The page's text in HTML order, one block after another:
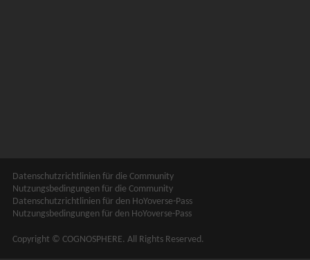
Datenschutzrichtlinien für die Community
Nutzungsbedingungen für die Community
Datenschutzrichtlinien für den HoYoverse-Pass
Nutzungsbedingungen für den HoYoverse-Pass
Copyright © COGNOSPHERE. All Rights Reserved.